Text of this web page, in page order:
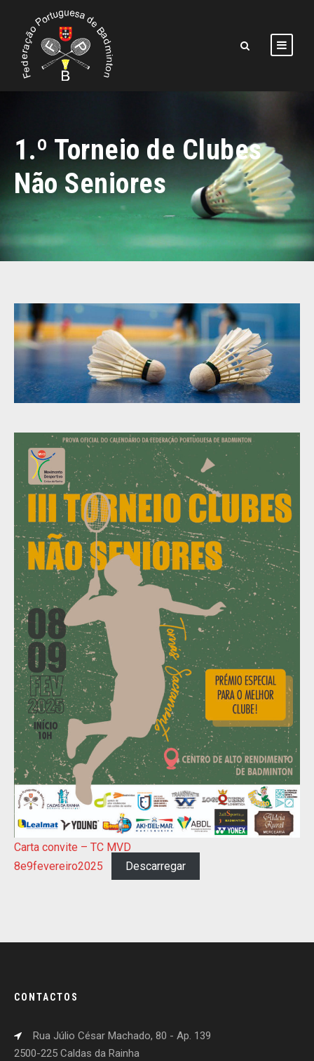
1.º Torneio de Clubes
Não Seniores
Carta convite – TC MVD
8e9fevereiro2025
Descarregar
CONTACTOS
Rua Júlio César Machado, 80 - Ap. 139
2500-225 Caldas da Rainha